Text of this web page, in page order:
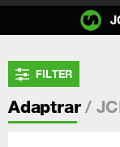
FILTER
Adaptrar/